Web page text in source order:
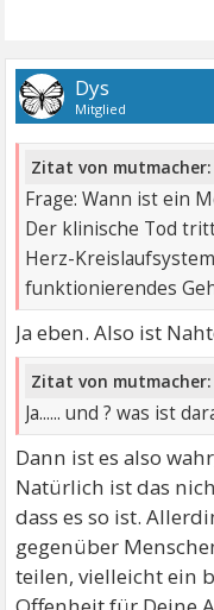
Dys
Mitglied
Zitat von mutmacher:
Frage: Wann ist ein
Der klinische Tod
Herz-
funktionierendes
Ja eben. Also ist
Zitat von mutmacher:
Ja...... und ? was ist
Dann ist es also
Natürlich ist das
dass es so ist.
gegenüber
teilen, vielleicht ein